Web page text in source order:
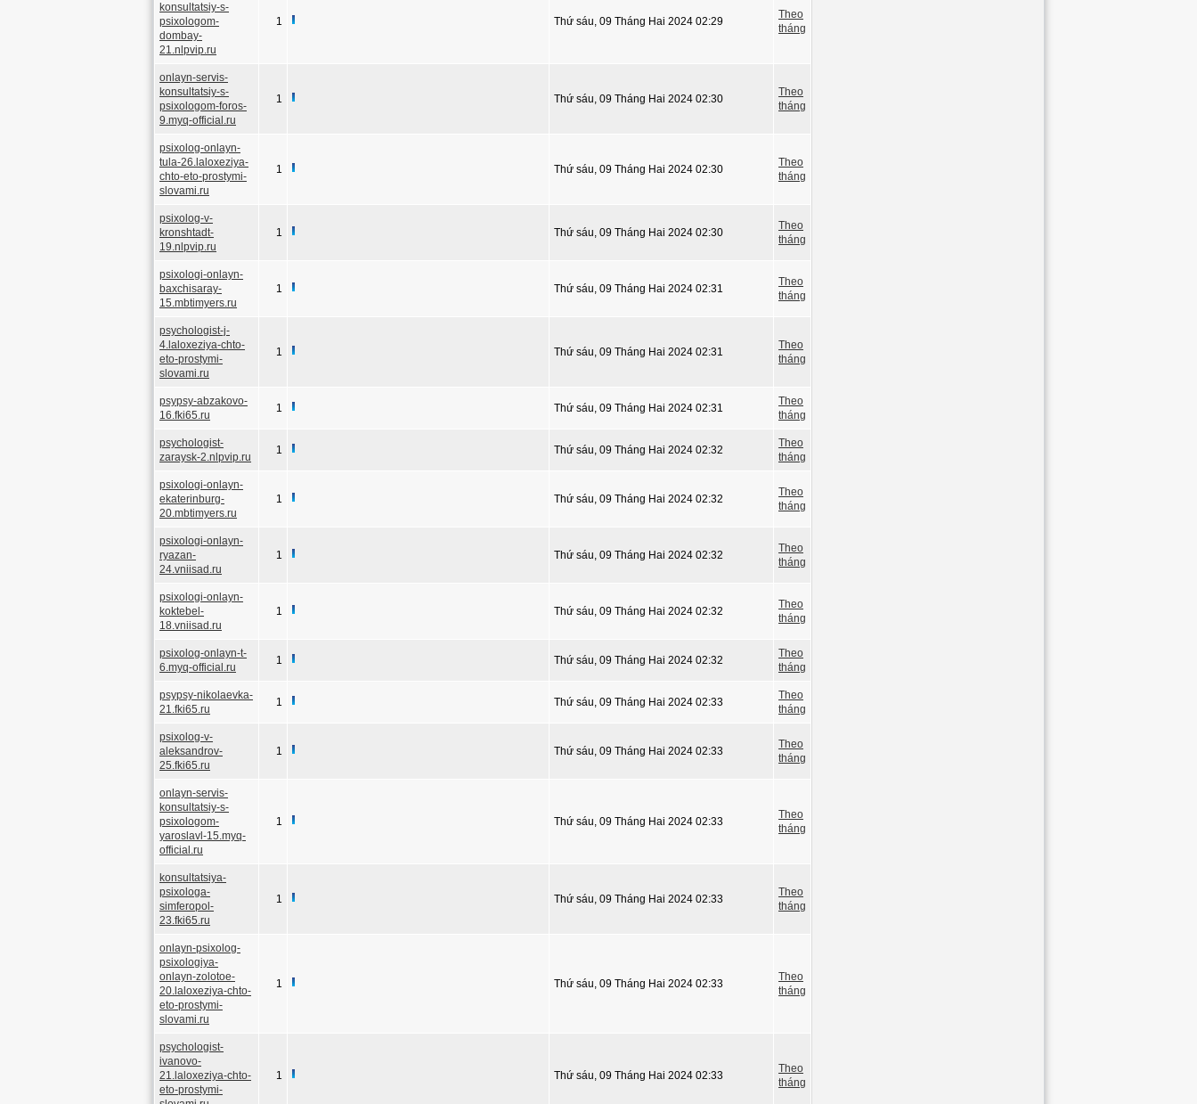
konsultatsiy-s-
psixologom-
dombay-
21.nlpvip.ru
1 Thứ sáu, 09 Tháng Hai 2024 02:29
Theo
tháng
onlayn-servis-
konsultatsiy-s-
psixologom-foros-
9.myq-official.ru
1 Thứ sáu, 09 Tháng Hai 2024 02:30
Theo
tháng
psixolog-onlayn-
tula-26.laloxeziya-
chto-eto-prostymi-
slovami.ru
1 Thứ sáu, 09 Tháng Hai 2024 02:30
Theo
tháng
psixolog-v-
kronshtadt-
19.nlpvip.ru
1 Thứ sáu, 09 Tháng Hai 2024 02:30
Theo
tháng
psixologi-onlayn-
baxchisaray-
15.mbtimyers.ru
1 Thứ sáu, 09 Tháng Hai 2024 02:31
Theo
tháng
psychologist-j-
4.laloxeziya-chto-
eto-prostymi-
slovami.ru
1 Thứ sáu, 09 Tháng Hai 2024 02:31
Theo
tháng
psypsy-abzakovo-
16.fki65.ru
1 Thứ sáu, 09 Tháng Hai 2024 02:31
Theo
tháng
psychologist-
zaraysk-2.nlpvip.ru
1 Thứ sáu, 09 Tháng Hai 2024 02:32
Theo
tháng
psixologi-onlayn-
ekaterinburg-
20.mbtimyers.ru
1 Thứ sáu, 09 Tháng Hai 2024 02:32
Theo
tháng
psixologi-onlayn-
ryazan-
24.vniisad.ru
1 Thứ sáu, 09 Tháng Hai 2024 02:32
Theo
tháng
psixologi-onlayn-
koktebel-
18.vniisad.ru
1 Thứ sáu, 09 Tháng Hai 2024 02:32
Theo
tháng
psixolog-onlayn-t-
6.myq-official.ru
1 Thứ sáu, 09 Tháng Hai 2024 02:32
Theo
tháng
psypsy-nikolaevka-
21.fki65.ru
1 Thứ sáu, 09 Tháng Hai 2024 02:33
Theo
tháng
psixolog-v-
aleksandrov-
25.fki65.ru
1 Thứ sáu, 09 Tháng Hai 2024 02:33
Theo
tháng
onlayn-servis-
konsultatsiy-s-
psixologom-
yaroslavl-15.myq-
official.ru
1 Thứ sáu, 09 Tháng Hai 2024 02:33
Theo
tháng
konsultatsiya-
psixologa-
simferopol-
23.fki65.ru
1 Thứ sáu, 09 Tháng Hai 2024 02:33
Theo
tháng
onlayn-psixolog-
psixologiya-
onlayn-zolotoe-
20.laloxeziya-chto-
eto-prostymi-
slovami.ru
1 Thứ sáu, 09 Tháng Hai 2024 02:33
Theo
tháng
psychologist-
ivanovo-
21.laloxeziya-chto-
eto-prostymi-
1 Thứ sáu, 09 Tháng Hai 2024 02:33
Theo
tháng